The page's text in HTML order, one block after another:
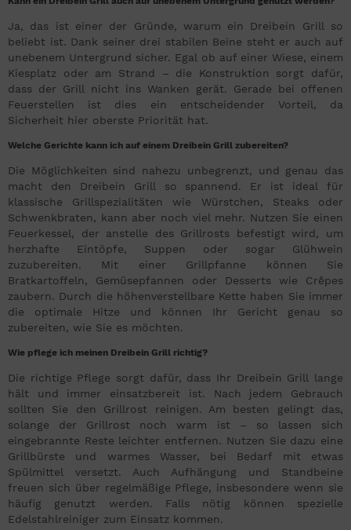
Ja, das ist einer der Gründe, warum ein Dreibein Grill so
beliebt ist. Dank seiner drei stabilen Beine steht er auch auf
unebenem Untergrund sicher. Egal ob auf einer Wiese, einem
Kiesplatz oder am Strand – die Konstruktion sorgt dafür,
dass der Grill nicht ins Wanken gerät. Gerade bei offenen
Feuerstellen ist dies ein entscheidender Vorteil, da
Sicherheit hier oberste Priorität hat.
Welche Gerichte kann ich auf einem Dreibein Grill zubereiten?
Die Möglichkeiten sind nahezu unbegrenzt, und genau das
macht den Dreibein Grill so spannend. Er ist ideal für
klassische Grillspezialitäten wie Würstchen, Steaks oder
Schwenkbraten, kann aber noch viel mehr. Nutzen Sie einen
Feuerkessel, der anstelle des Grillrosts befestigt wird, um
herzhafte Eintöpfe, Suppen oder sogar Glühwein
zuzubereiten. Mit einer Grillpfanne können Sie
Bratkartoffeln, Gemüsepfannen oder Desserts wie Crêpes
zaubern. Durch die höhenverstellbare Kette haben Sie immer
die optimale Hitze und können Ihr Gericht genau so
zubereiten, wie Sie es möchten.
Wie pflege ich meinen Dreibein Grill richtig?
Die richtige Pflege sorgt dafür, dass Ihr Dreibein Grill lange
hält und immer einsatzbereit ist. Nach jedem Gebrauch
sollten Sie den Grillrost reinigen. Am besten gelingt das,
solange der Grillrost noch warm ist – so lassen sich
eingebrannte Reste leichter entfernen. Nutzen Sie dazu eine
Grillbürste und warmes Wasser, bei Bedarf mit etwas
Spülmittel versetzt. Auch Aufhängung und Standbeine
freuen sich über regelmäßige Pflege, insbesondere wenn sie
häufig genutzt werden. Falls nötig können spezielle
Edelstahlreiniger zum Einsatz kommen.